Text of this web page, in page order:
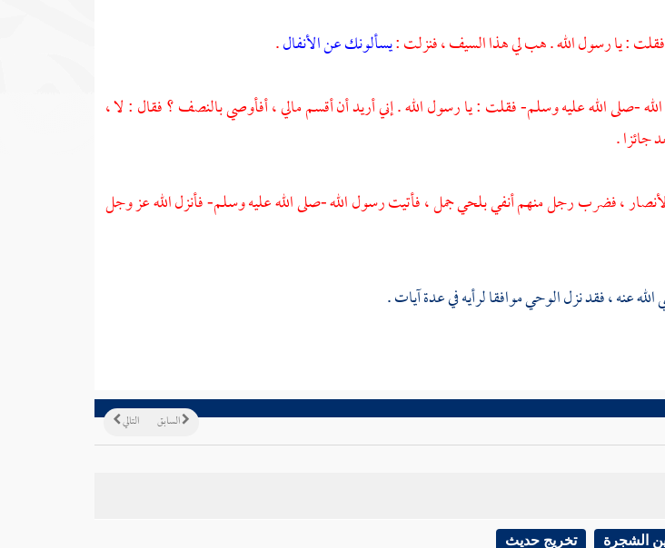
: يا رسول الله . هب لي هذا السيف ، فنزلت :يسألونك عن الأنفال.
-صلى الله عليه وسلم- فقلت : يا رسول الله . إني أريد أن أقسم مالي ، أفأوصي بالنصف ؟ فقال : لا ،
جائزا .
، فضرب رجل منهم أنفي بلحي جمل ، فأتيت رسول الله -صلى الله عليه وسلم- فأنزل الله عز وجل
عنه ، فقد نزل الوحي موافقا لرأيه في عدة آيات .
التالي السابق
الشجرة تخريج حديث